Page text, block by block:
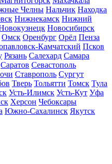
Челны Нальчик Находка
Нижнекамск Нижний
Новосибирск
Омск Оренбург Орёл Пенза
Камчатский Псков
Рязань Салехард Самара
Саратов Севастополь
Ставрополь Сургут
Тверь Тольятти Томск Тула
Усть-Илимск Усть-Кут Уфа
Херсон Чебоксары
Южно-Сахалинск Якутск